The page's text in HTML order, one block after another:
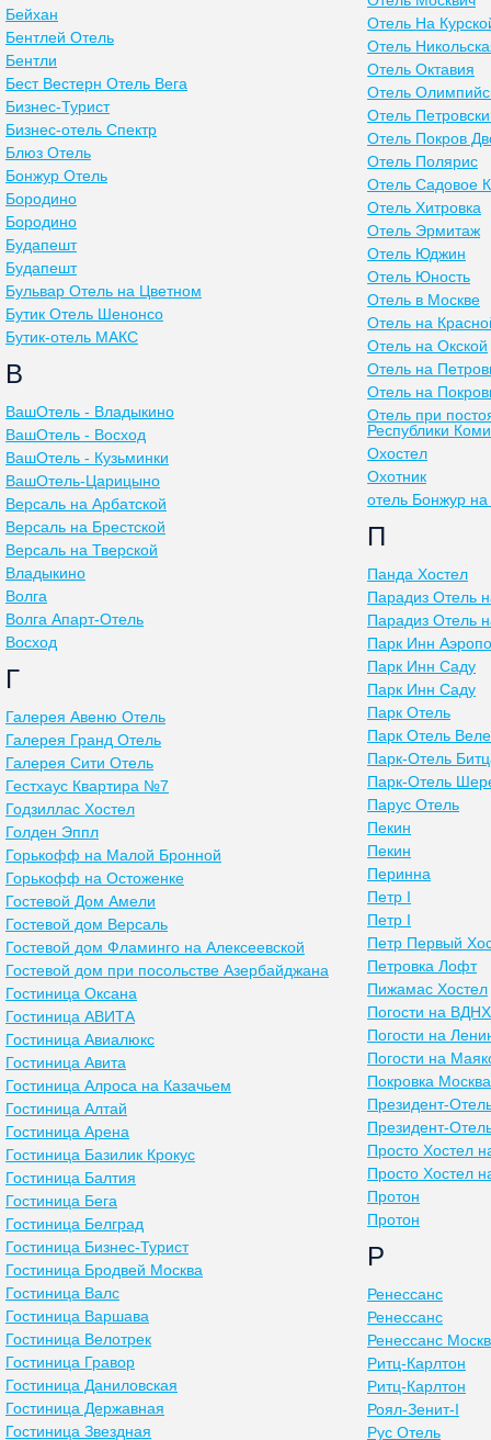
Бейхан
Бентлей Отель
Бентли
Бест Вестерн Отель Вега
Бизнес-Турист
Бизнес-отель Спектр
Блюз Отель
Бонжур Отель
Бородино
Бородино
Будапешт
Будапешт
Бульвар Отель на Цветном
Бутик Отель Шенонсо
Бутик-отель МАКС
В
ВашОтель - Владыкино
ВашОтель - Восход
ВашОтель - Кузьминки
ВашОтель-Царицыно
Версаль на Арбатской
Версаль на Брестской
Версаль на Тверской
Владыкино
Волга
Волга Апарт-Отель
Восход
Г
Галерея Авеню Отель
Галерея Гранд Отель
Галерея Сити Отель
Гестхаус Квартира №7
Годзиллас Хостел
Голден Эппл
Горькофф на Малой Бронной
Горькофф на Остоженке
Гостевой Дом Амели
Гостевой дом Версаль
Гостевой дом Фламинго на Алексеевской
Гостевой дом при посольстве Азербайджана
Гостиница Оксана
Гостиница АВИТА
Гостиница Авиалюкс
Гостиница Авита
Гостиница Алроса на Казачьем
Гостиница Алтай
Гостиница Арена
Гостиница Базилик Крокус
Гостиница Балтия
Гостиница Бега
Гостиница Белград
Гостиница Бизнес-Турист
Гостиница Бродвей Москва
Гостиница Валс
Гостиница Варшава
Гостиница Велотрек
Гостиница Гравор
Гостиница Даниловская
Гостиница Державная
Гостиница Звездная
Отель На
Отель
Отель Октавия
Отель
Отель
Отель Покров
Отель Полярис
Отель Садовое
Отель Хитровка
Отель Эрмитаж
Отель Юджин
Отель Юность
Отель в Москве
Отель на
Отель на Окской
Отель на
Отель на
Отель при
Республики Коми
Охостел
Охотник
отель Бонжур на
П
Панда Хостел
Парадиз Отель
Парадиз Отель
Парк Инн
Парк Инн Саду
Парк Инн Саду
Парк Отель
Парк Отель
Парк-Отель
Парк-Отель
Парус Отель
Пекин
Пекин
Перинна
Петр I
Петр I
Петр Первый
Петровка Лофт
Пижамас Хостел
Погости на ВДНХ
Погости на
Погости на
Покровка Moсква
Президент-
Президент-
Просто Хостел
Просто Хостел
Протон
Протон
Р
Ренессанс
Ренессанс
Ренессанс
Ритц-Карлтон
Ритц-Карлтон
Роял-Зенит-I
Рус Отель